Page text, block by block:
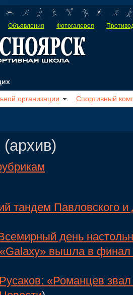
Объявления Фотогалерея
организации Спортивный
(архив)
тандем Павловского
день
вышла в финал
«Романцев